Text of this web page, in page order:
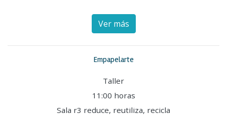
Ver más
Empapelarte
Taller
11:00 horas
Sala r3 reduce, reutiliza, recicla